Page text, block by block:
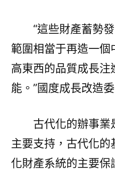
“這些財產蓄勢發
範圍相當于再造一
高東西的品質成長注
能。”國度成長改造
古代化的辦事業
主要支持，古代化
化財產系統的主要保